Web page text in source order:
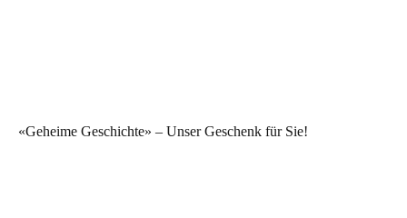
«Geheime Geschichte» – Unser Geschenk für Sie!